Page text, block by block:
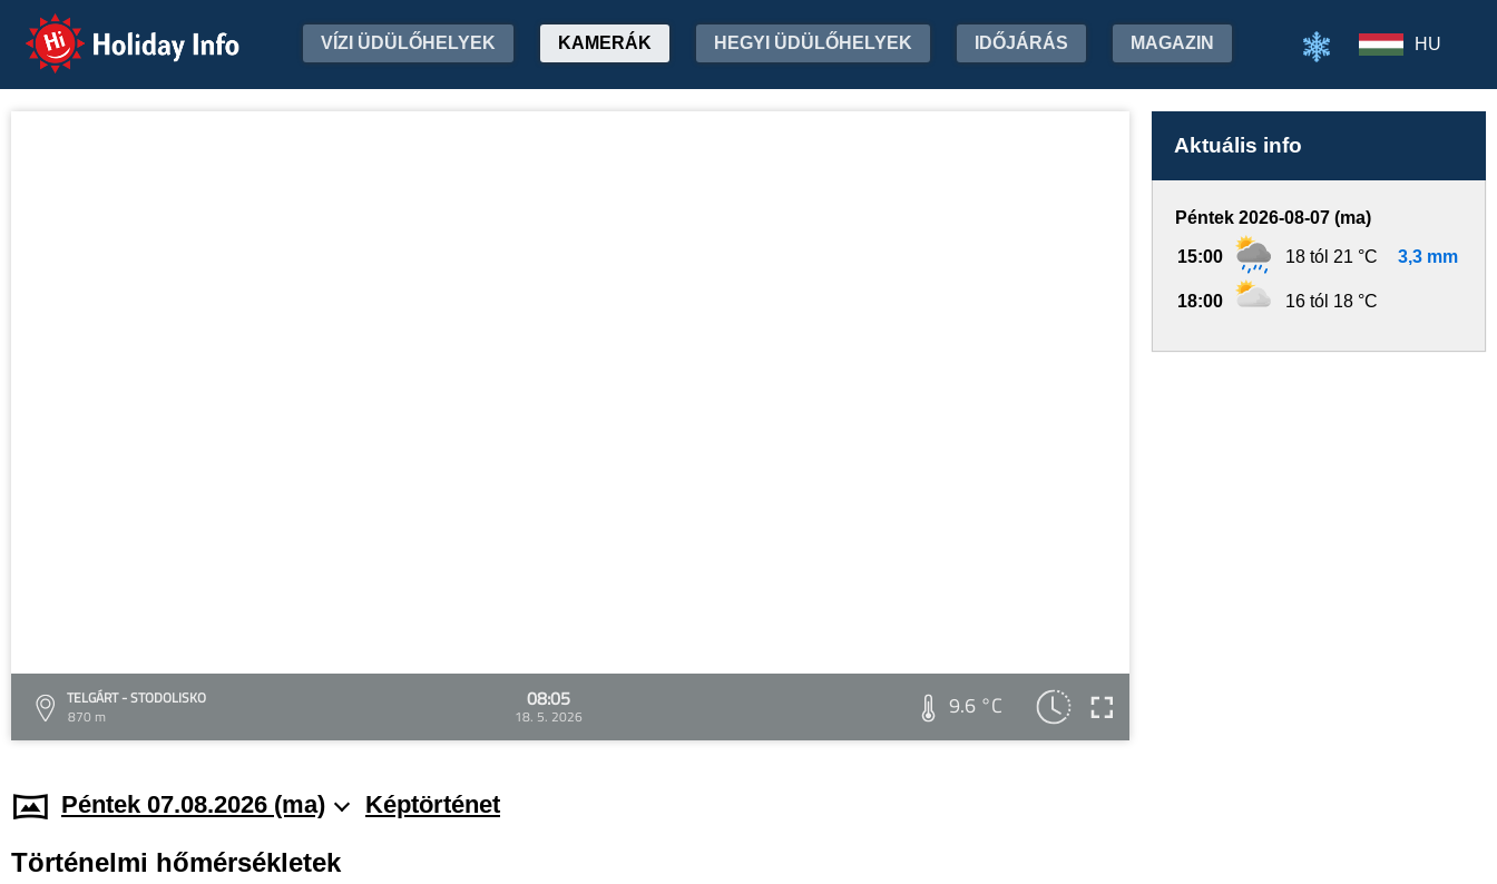
Holiday Info VÍZI ÜDÜLŐHELYEK KAMERÁK HEGYI ÜDÜLŐHELYEK IDŐJÁRÁS MAGAZIN HU
TELGÁRT - STODOLISKO
870 m
08:05
18. 5. 2026 9.6 °C
Aktuális info
Péntek 2026-08-07 (ma)
15:00 18 tól 21 °C 3,3 mm
18:00 16 tól 18 °C
Péntek 07.08.2026 (ma) Képtörténet
Történelmi hőmérsékletek